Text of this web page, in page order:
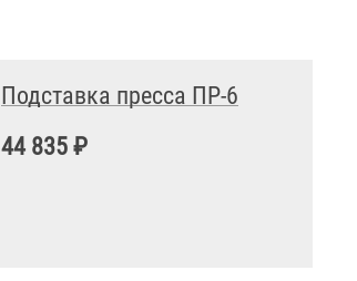
Подставка пресса ПР-6
44 835 ₽